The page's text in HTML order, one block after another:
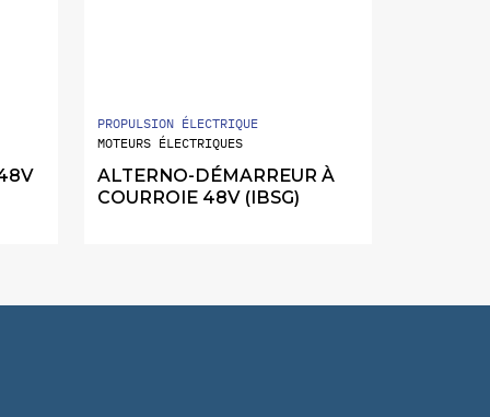
PROPULSION ÉLECTRIQUE
MOTEURS ÉLECTRIQUES
ALTERNO-DÉMARREUR À
COURROIE 48V (IBSG)